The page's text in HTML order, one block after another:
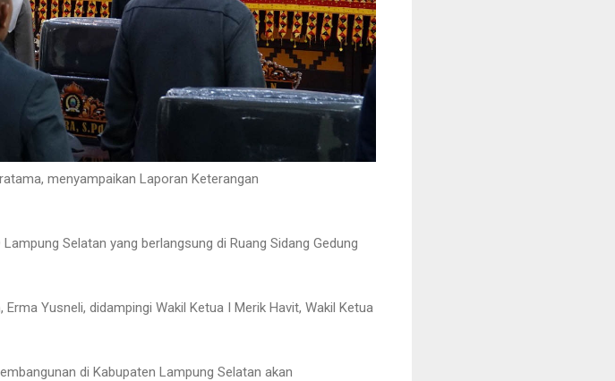
menyampaikan Laporan Keterangan
Selatan yang berlangsung di Ruang Sidang Gedung
Yusneli, didampingi Wakil Ketua I Merik Havit, Wakil Ketua
di Kabupaten Lampung Selatan akan